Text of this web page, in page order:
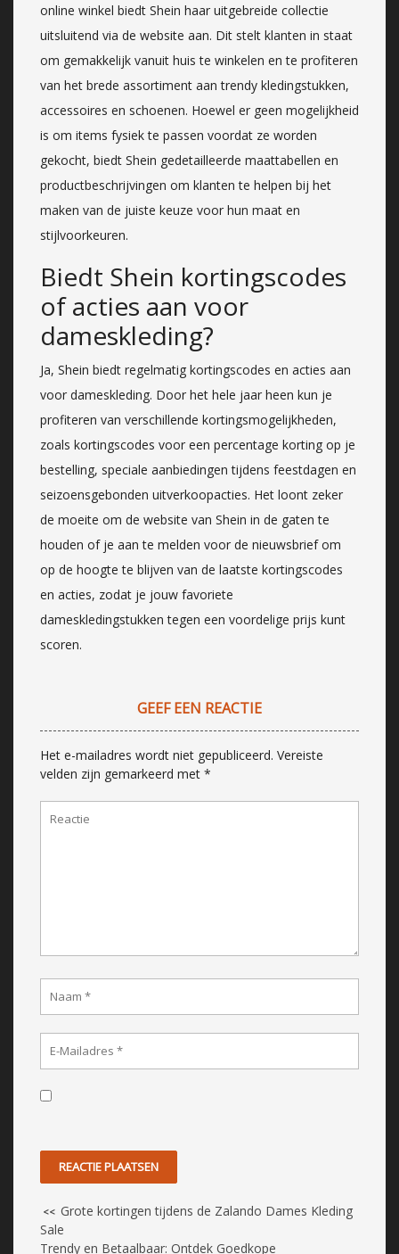
online winkel biedt Shein haar uitgebreide collectie
uitsluitend via de website aan. Dit stelt klanten in staat
om gemakkelijk vanuit huis te winkelen en te profiteren
van het brede assortiment aan trendy kledingstukken,
accessoires en schoenen. Hoewel er geen mogelijkheid
is om items fysiek te passen voordat ze worden
gekocht, biedt Shein gedetailleerde maattabellen en
productbeschrijvingen om klanten te helpen bij het
maken van de juiste keuze voor hun maat en
stijlvoorkeuren.
Biedt Shein kortingscodes
of acties aan voor
dameskleding?
Ja, Shein biedt regelmatig kortingscodes en acties aan
voor dameskleding. Door het hele jaar heen kun je
profiteren van verschillende kortingsmogelijkheden,
zoals kortingscodes voor een percentage korting op je
bestelling, speciale aanbiedingen tijdens feestdagen en
seizoensgebonden uitverkoopacties. Het loont zeker
de moeite om de website van Shein in de gaten te
houden of je aan te melden voor de nieuwsbrief om
op de hoogte te blijven van de laatste kortingscodes
en acties, zodat je jouw favoriete
dameskledingstukken tegen een voordelige prijs kunt
scoren.
GEEF EEN REACTIE
Het e-mailadres wordt niet gepubliceerd. Vereiste
velden zijn gemarkeerd met *
<< Grote kortingen tijdens de Zalando Dames Kleding
Sale
Trendy en Betaalbaar: Ontdek Goedkope